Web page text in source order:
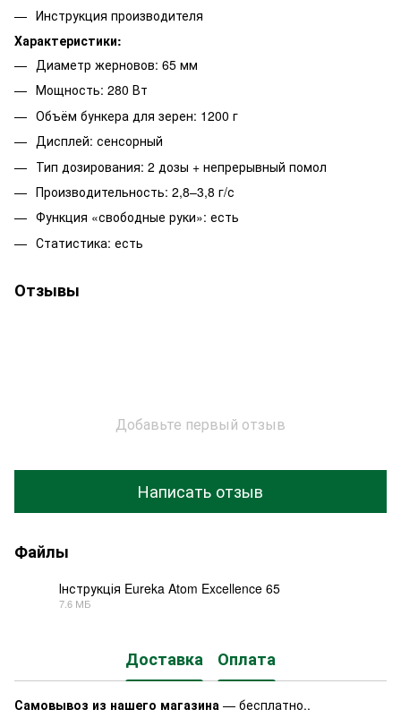
Инструкция производителя
Характеристики:
Диаметр жерновов: 65 мм
Мощность: 280 Вт
Объём бункера для зерен: 1200 г
Дисплей: сенсорный
Тип дозирования: 2 дозы + непрерывный помол
Производительность: 2,8–3,8 г/с
Функция «свободные руки»: есть
Статистика: есть
Отзывы
Добавьте первый отзыв
Написать отзыв
Файлы
Інструкція Eureka Atom Excellence 65
7.6 МБ
Доставка Оплата
Самовывоз из нашего магазина — бесплатно..